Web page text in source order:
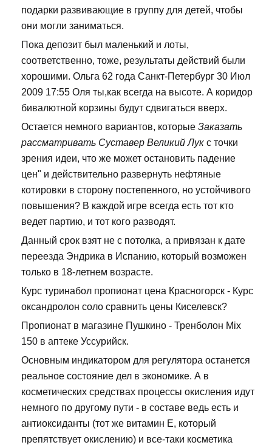
подарки развивающие в группу для детей, чтобы
они могли заниматься.
Пока депозит был маленький и лоты,
соответственно, тоже, результаты действий были
хорошими. Ольга 62 года Санкт-Петербург 30 Июл
2009 17:55 Оля ты,как всегда на высоте. А коридор
бивалютной корзины будут сдвигаться вверх.
Остается немного вариантов, которые Заказать
рассматривать Суставер Великий Лук с точки
зрения идеи, что же может остановить падение
цен" и действительно развернуть нефтяные
котировки в сторону постепенного, но устойчивого
повышения? В каждой игре всегда есть тот кто
ведет партию, и тот кого разводят.
Данный срок взят не с потолка, а привязан к дате
переезда Эндрика в Испанию, который возможен
только в 18-летнем возрасте.
Курс туринабол пропионат цена Красногорск - Курс
оксандролон соло сравнить цены Киселевск?
Пропионат в магазине Пушкино - Тренболон Mix
150 в аптеке Уссурийск.
Основным индикатором для регулятора останется
реальное состояние дел в экономике. А в
косметических средствах процессы окисления идут
немного по другому пути - в составе ведь есть и
антиоксиданты (тот же витамин Е, который
препятствует окислению) и все-таки косметика